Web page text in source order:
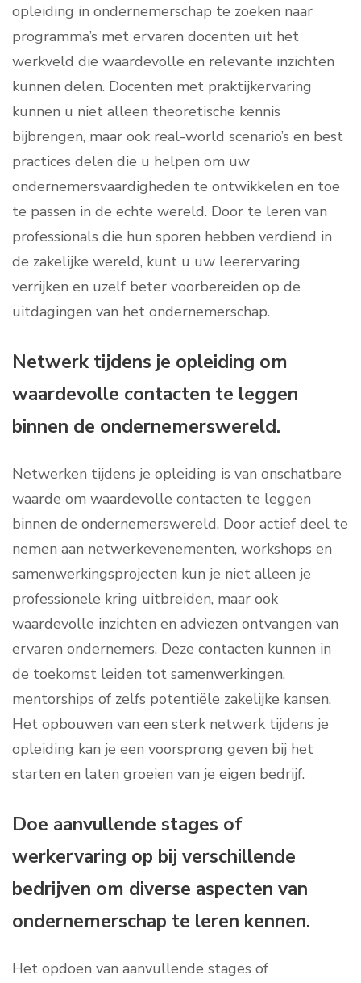
opleiding in ondernemerschap te zoeken naar
programma’s met ervaren docenten uit het
werkveld die waardevolle en relevante inzichten
kunnen delen. Docenten met praktijkervaring
kunnen u niet alleen theoretische kennis
bijbrengen, maar ook real-world scenario’s en best
practices delen die u helpen om uw
ondernemersvaardigheden te ontwikkelen en toe
te passen in de echte wereld. Door te leren van
professionals die hun sporen hebben verdiend in
de zakelijke wereld, kunt u uw leerervaring
verrijken en uzelf beter voorbereiden op de
uitdagingen van het ondernemerschap.
Netwerk tijdens je opleiding om
waardevolle contacten te leggen
binnen de ondernemerswereld.
Netwerken tijdens je opleiding is van onschatbare
waarde om waardevolle contacten te leggen
binnen de ondernemerswereld. Door actief deel te
nemen aan netwerkevenementen, workshops en
samenwerkingsprojecten kun je niet alleen je
professionele kring uitbreiden, maar ook
waardevolle inzichten en adviezen ontvangen van
ervaren ondernemers. Deze contacten kunnen in
de toekomst leiden tot samenwerkingen,
mentorships of zelfs potentiële zakelijke kansen.
Het opbouwen van een sterk netwerk tijdens je
opleiding kan je een voorsprong geven bij het
starten en laten groeien van je eigen bedrijf.
Doe aanvullende stages of
werkervaring op bij verschillende
bedrijven om diverse aspecten van
ondernemerschap te leren kennen.
Het opdoen van aanvullende stages of